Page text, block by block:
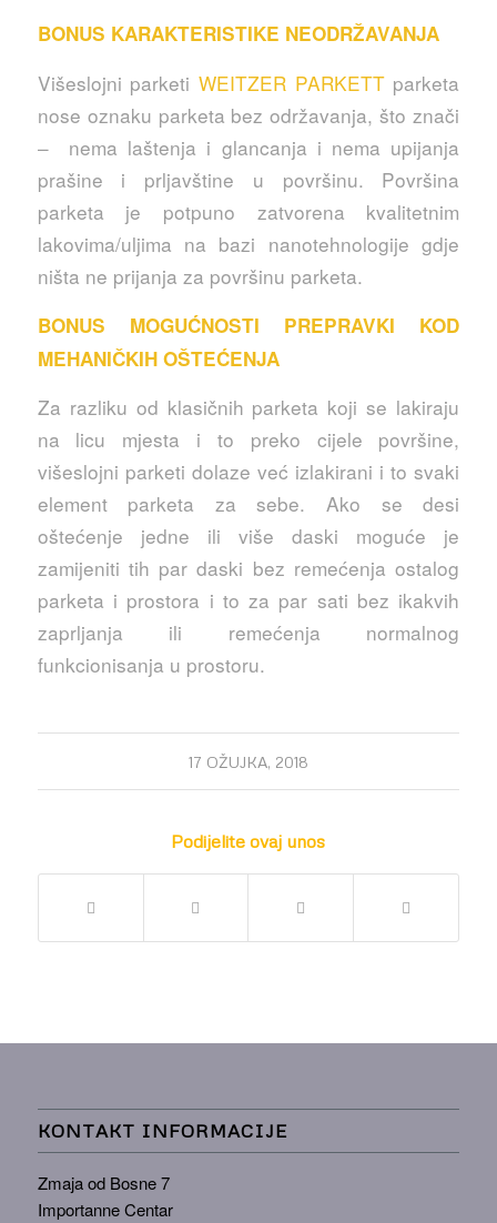
BONUS KARAKTERISTIKE NEODRŽAVANJA
Višeslojni parketi WEITZER PARKETTparketa
nose oznaku parketa bez održavanja, što znači
– nema laštenja i glancanja i nema upijanja
prašine i prljavštine u površinu. Površina
parketa je potpuno zatvorena kvalitetnim
lakovima/uljima na bazi nanotehnologije gdje
ništa ne prijanja za površinu parketa.
BONUS MOGUĆNOSTI PREPRAVKI KOD
MEHANIČKIH OŠTEĆENJA
Za razliku od klasičnih parketa koji se lakiraju
na licu mjesta i to preko cijele površine,
višeslojni parketi dolaze već izlakirani i to svaki
element parketa za sebe. Ako se desi
oštećenje jedne ili više daski moguće je
zamijeniti tih par daski bez remećenja ostalog
parketa i prostora i to za par sati bez ikakvih
zaprljanja ili remećenja normalnog
funkcionisanja u prostoru.
17 OŽUJKA, 2018
Podijelite ovaj unos
KONTAKT INFORMACIJE
Zmaja od Bosne 7
Importanne Centar